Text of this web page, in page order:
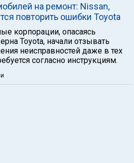
на ремонт: Nissan,
повторить ошибки Toyota
корпорации, опасаясь
Toyota, начали отзывать
неисправностей даже в тех
согласно инструкциям.